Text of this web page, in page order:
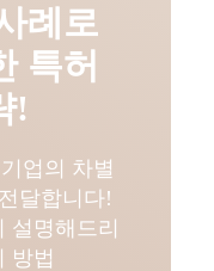
례로
특허
!
업의 차별
달합니다!
설명해드리
방법